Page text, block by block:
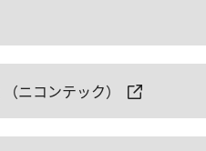
ニコンテック）